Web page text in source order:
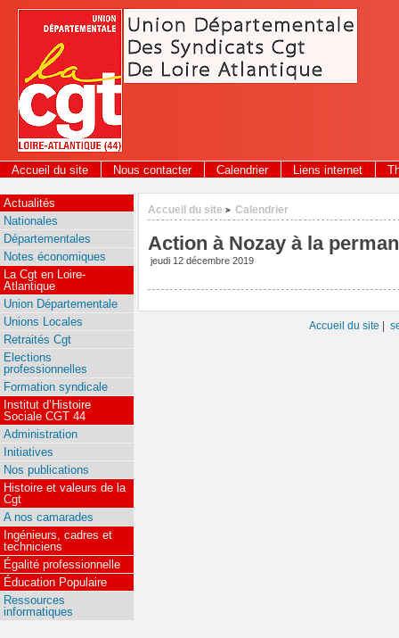
Panneau de gestion des cookies
Accueil du site Nous contacter Calendrier Liens internet
Accueil du site > Calendrier
Action à Nozay à la
jeudi 12 décembre 2019
Actualités
Nationales
Départementales
Notes économiques
La Cgt en Loire-
Atlantique
Union Départementale
Unions Locales
Retraités Cgt
Elections
professionnelles
Formation syndicale
Institut d’Histoire
Sociale CGT 44
Administration
Initiatives
Nos publications
Histoire et valeurs de la
Cgt
A nos camarades
Ingénieurs, cadres et
techniciens
Égalité professionnelle
Éducation Populaire
Ressources
informatiques
Accueil du site |